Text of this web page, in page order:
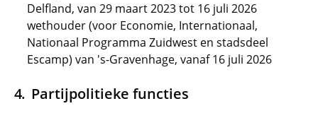
Delfland, van 29 maart 2023 tot 16 juli 2026
wethouder (voor Economie, Internationaal,
Nationaal Programma Zuidwest en stadsdeel
Escamp) van 's-Gravenhage, vanaf 16 juli 2026
Partijpolitieke functies